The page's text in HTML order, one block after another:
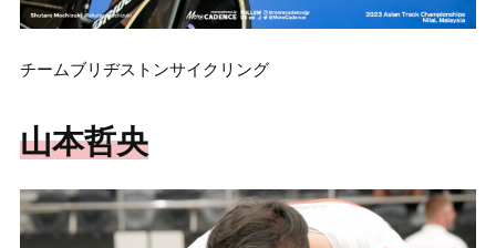
チームブリヂストンサイクリング
山本哲央